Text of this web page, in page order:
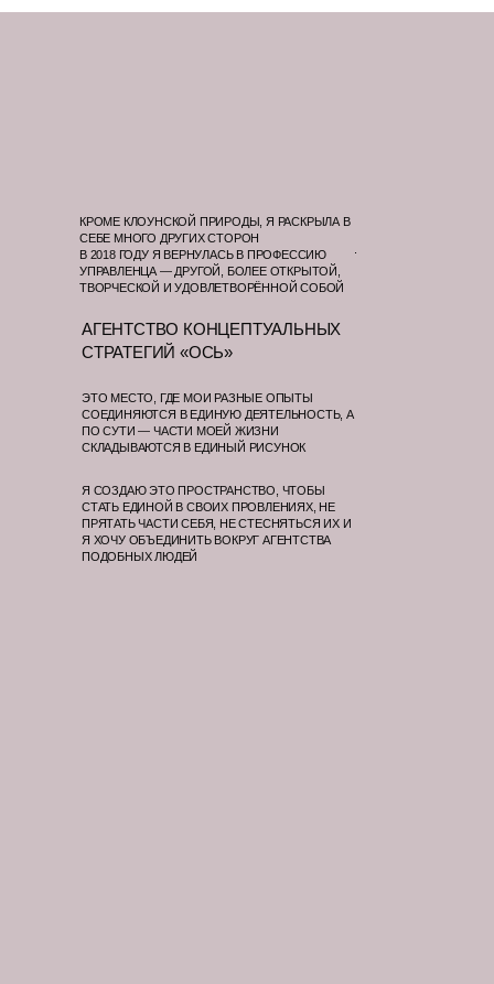
КРОМЕ КЛОУНСКОЙ ПРИРОДЫ, Я РАСКРЫЛА В
СЕБЕ МНОГО ДРУГИХ СТОРОН
В 2018 ГОДУ Я ВЕРНУЛАСЬ В ПРОФЕССИЮ
УПРАВЛЕНЦА — ДРУГОЙ, БОЛЕЕ ОТКРЫТОЙ,
ТВОРЧЕСКОЙ И УДОВЛЕТВОРЁННОЙ СОБОЙ
ЭТО МЕСТО, ГДЕ МОИ РАЗНЫЕ ОПЫТЫ
СОЕДИНЯЮТСЯ В ЕДИНУЮ ДЕЯТЕЛЬНОСТЬ, А
ПО СУТИ — ЧАСТИ МОЕЙ ЖИЗНИ
СКЛАДЫВАЮТСЯ В ЕДИНЫЙ РИСУНОК
Я СОЗДАЮ ЭТО ПРОСТРАНСТВО, ЧТОБЫ
СТАТЬ ЕДИНОЙ В СВОИХ ПРОВЛЕНИЯХ, НЕ
ПРЯТАТЬ ЧАСТИ СЕБЯ, НЕ СТЕСНЯТЬСЯ ИХ И
Я ХОЧУ ОБЪЕДИНИТЬ ВОКРУГ АГЕНТСТВА
ПОДОБНЫХ ЛЮДЕЙ
АГЕНТСТВО КОНЦЕПТУАЛЬНЫХ
СТРАТЕГИЙ «ОСЬ»